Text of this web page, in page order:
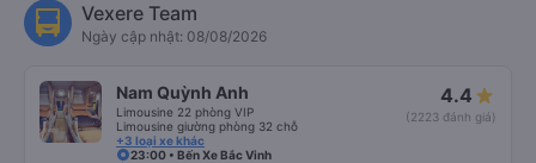
Vexere Team
Ngày cập nhật: 08/08/2026
Nam Quỳnh Anh
Limousine 22 phòng VIP
Limousine giường phòng 32 chỗ
+3 loại xe khác
4.4
(2223 đánh giá)
23:00 • Bến Xe Bắc Vinh